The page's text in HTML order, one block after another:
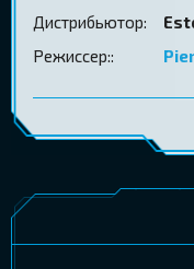
Дистрибьютор:
Режиссер::